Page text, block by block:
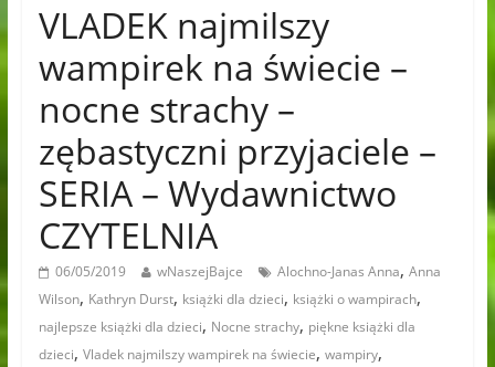
VLADEK najmilszy
wampirek na świecie –
nocne strachy –
zębastyczni przyjaciele –
SERIA – Wydawnictwo
CZYTELNIA
06/05/2019 wNaszejBajce Alochno-Janas Anna, Anna
Wilson, Kathryn Durst, książki dla dzieci, książki o wampirach,
najlepsze książki dla dzieci, Nocne strachy, piękne książki dla
dzieci, Vladek najmilszy wampirek na świecie, wampiry,